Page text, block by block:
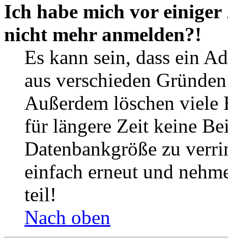
Ich habe mich vor
nicht mehr anmelden?!
Es kann sein, dass ein
aus verschieden
Außerdem löschen viele
für längere Zeit keine
Datenbankgröße zu
einfach erneut und
teil!
Nach oben